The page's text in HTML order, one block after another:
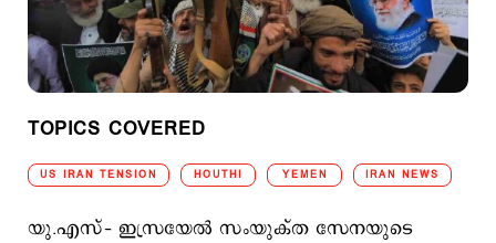
TOPICS COVERED
US IRAN TENSION HOUTHI YEMEN IRAN NEWS
യു.എസ്– ഇസ്രയേല്‍ സംയുക്ത സേനയുടെ